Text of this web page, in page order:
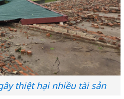
thiệt hại nhiều tài sản